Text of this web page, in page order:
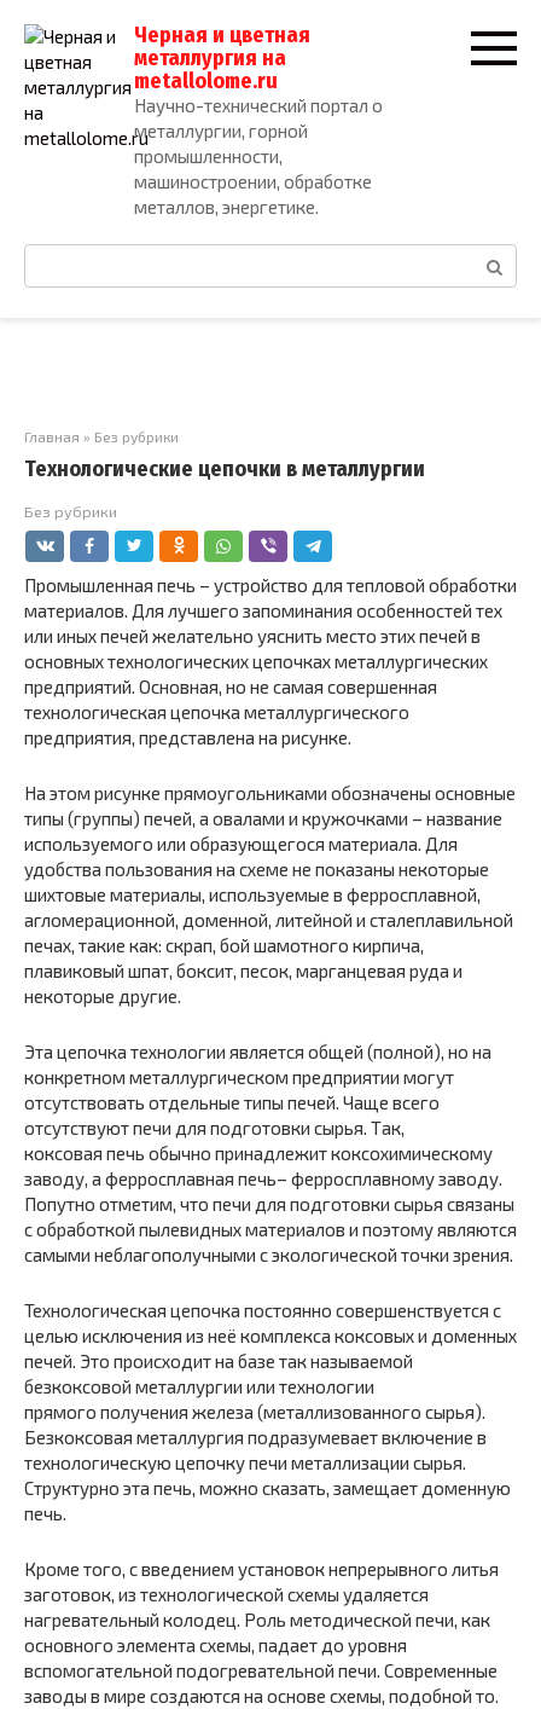
контенту
Черная и цветная
металлургия на
metallolome.ru
Научно-технический портал о
металлургии, горной
промышленности,
машиностроении, обработке
металлов, энергетике.
Главная » Без рубрики
Технологические цепочки в металлургии
Без рубрики
Промышленная печь – устройство для тепловой обработки
материалов. Для лучшего запоминания особенностей тех
или иных печей желательно уяснить место этих печей в
основных технологических цепочках металлургических
предприятий. Основная, но не самая совершенная
технологическая цепочка металлургического
предприятия, представлена на рисунке.
На этом рисунке прямоугольниками обозначены основные
типы (группы) печей, а овалами и кружочками – название
используемого или образующегося материала. Для
удобства пользования на схеме не показаны некоторые
шихтовые материалы, используемые в ферросплавной,
агломерационной, доменной, литейной и сталеплавильной
печах, такие как: скрап, бой шамотного кирпича,
плавиковый шпат, боксит, песок, марганцевая руда и
некоторые другие.
Эта цепочка технологии является общей (полной), но на
конкретном металлургическом предприятии могут
отсутствовать отдельные типы печей. Чаще всего
отсутствуют печи для подготовки сырья. Так,
коксовая печь обычно принадлежит коксохимическому
заводу, а ферросплавная печь– ферросплавному заводу.
Попутно отметим, что печи для подготовки сырья связаны
с обработкой пылевидных материалов и поэтому являются
самыми неблагополучными с экологической точки зрения.
Технологическая цепочка постоянно совершенствуется с
целью исключения из неё комплекса коксовых и доменных
печей. Это происходит на базе так называемой
безкоксовой металлургии или технологии
прямого получения железа (металлизованного сырья).
Безкоксовая металлургия подразумевает включение в
технологическую цепочку печи металлизации сырья.
Структурно эта печь, можно сказать, замещает доменную
печь.
Кроме того, с введением установок непрерывного литья
заготовок, из технологической схемы удаляется
нагревательный колодец. Роль методической печи, как
основного элемента схемы, падает до уровня
вспомогательной подогревательной печи. Современные
заводы в мире создаются на основе схемы, подобной то.